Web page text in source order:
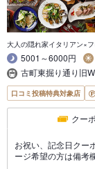
大人の隠れ家イタリアン×
5001～6000円
古町東掘り通り旧
口コミ投稿特典対象店
クー
お祝い、記念日クー
ージ希望の方は備考